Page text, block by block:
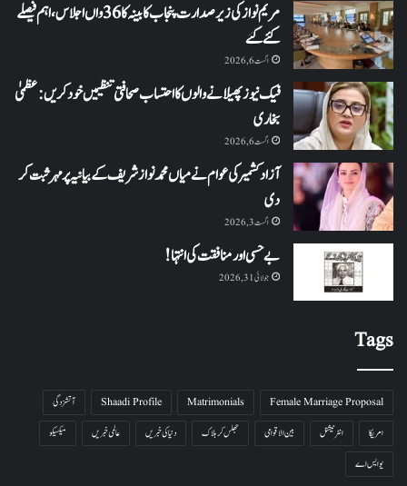
مریم نواز کی زیر صدارت پنجاب کابینہ کا 36واں اجلاس،اہم فیصلے
کئے گئے
اگست 6, 2026
فیک نیوز پھیلانے والوں کا احتساب صحافتی تنظیمیں خود کریں: عظمیٰ
بخاری
اگست 6, 2026
آزاد کشمیر کی عوام نے میاں محمد نواز شریف کے بیانیہ پر مہر ثبت کر
دی
اگست 3, 2026
بے حسی اور منافقت کی انتہا !
جولائی 31, 2026
Tags
Female Marriage Proposal
Matrimonials
Shaadi Profile
آتشزدگی
امریکا
انٹرنیشنل بین الاقوامی جھلس کر ہلاک دنیا کی خبریں عالمی خبریں
میکسیکو
یو ایس اے